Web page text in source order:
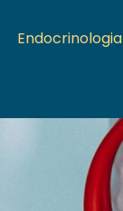
Endocrinologia